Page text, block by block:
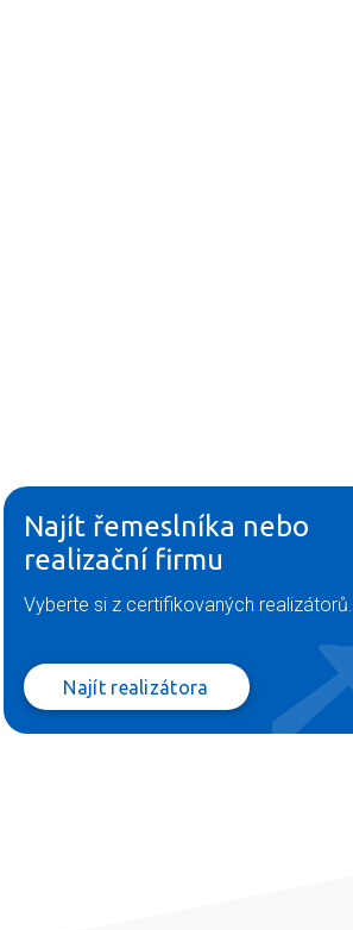
Najít řemeslníka nebo
realizační firmu
Vyberte si z certifikovaných realizátorů.
Najít realizátora